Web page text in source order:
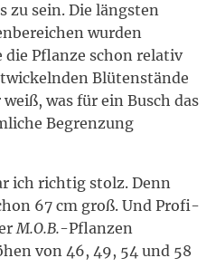
zu sein. Die längsten
wurden
Pflanze schon relativ
Blütenstände
was für ein Busch das
Begrenzung
ich richtig stolz. Denn
67 cm groß. Und Profi-
M.O.B.-Pflanzen
von 46, 49, 54 und 58